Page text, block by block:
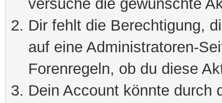
versuche die gewünschte
Dir fehlt die Berechtigung,
auf eine Administratoren-
Forenregeln, ob du diese
Dein Account könnte durch